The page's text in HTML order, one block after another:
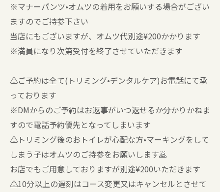
※マナーパンツ•オムツの着用をお願いする場合がござい
ますのでご持参下さい
当店にもございますが、オムツ代別途¥200かかります
※満員になり次第受付を終了させていただきます
⚠️ご予約は全て(トリミング•デンタルケア)お電話にて承
っております
※DMからのご予約はお返事がいつ返せるか分かりかねま
すので電話予約優先となってしまいます
⚠️トリミング後のおトイレが心配な方•マーキングをして
しまう子はオムツのご持参をお願いします🙇
お店でもご用意しておりますが別途¥200いただきます
⚠️10分以上の遅刻はコース変更又はキャンセルとさせて